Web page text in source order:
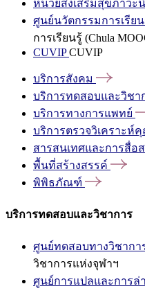
หน่วยส่งเสริมสุขภาวะ
ศูนย์นวัตกรรมการเรียน
การเรียนรู้ (Chula
CUVIPCUVIP
บริการสังคม
บริการทดสอบและวิชา
บริการทางการแพทย์
บริการตรวจวิเคราะห์
สารสนเทศและการสื่อ
พื้นที่สร้างสรรค์
พิพิธภัณฑ์
บริการทดสอบและวิชาการ
ศูนย์ทดสอบทางวิชากา
วิชาการแห่งจุฬาฯ
ศูนย์การแปลและการล่